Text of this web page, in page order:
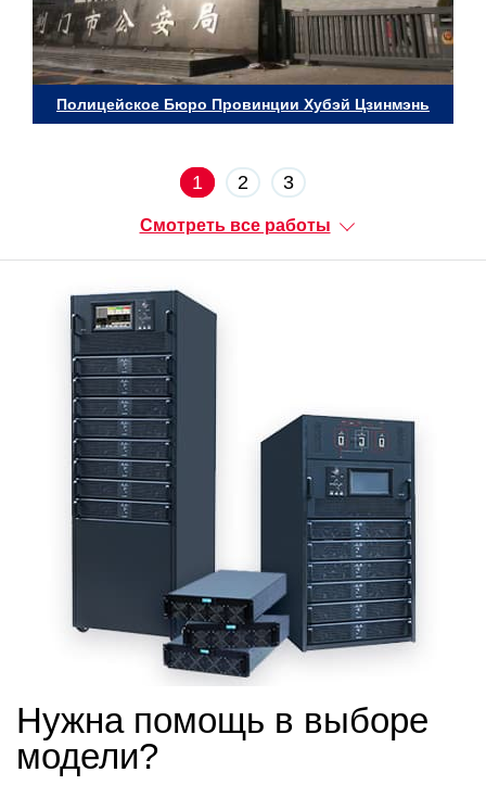
Полицейское Бюро Провинции Хубэй Цзинмэнь
1 2 3
Смотреть все работы
Нужна помощь в выборе
модели?